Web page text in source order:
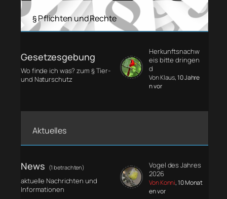
§ Pflichten und Rechte
Gesetzesgebung
Wo finde ich was? zum § Tier-
und Naturschutz
Herkunftsnachw
eis bitte dringen
d
Von Klaus, 10 Jahre
n vor
Aktuelles
News (1 betrachten)
aktuelle Nachrichten und
Informationen
Vogel des Jahres
2026
Von Konni, 10 Monat
en vor